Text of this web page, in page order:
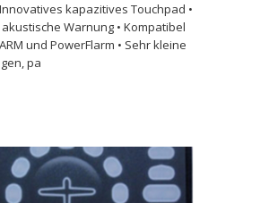
kapazitives Touchpad •
Warnung • Kompatibel
und PowerFlarm • Sehr kleine
pa